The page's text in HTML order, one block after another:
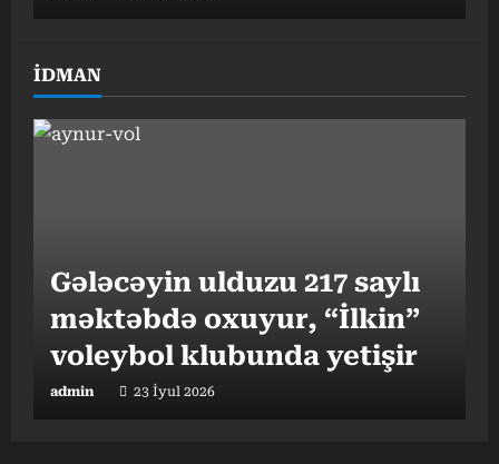
Nə pəhriz, nə də idman:
Alimlər ömrü uzadan
Eşitmənin yaxşılaşması ilə
“Ey ana məskənim, gözəl
admin 23 İyun 2026
İDMAN
Gələcəyin ulduzu 217 saylı
məktəbdə oxuyur, “İlkin”
voleybol klubunda yetişir
admin 23 İyul 2026